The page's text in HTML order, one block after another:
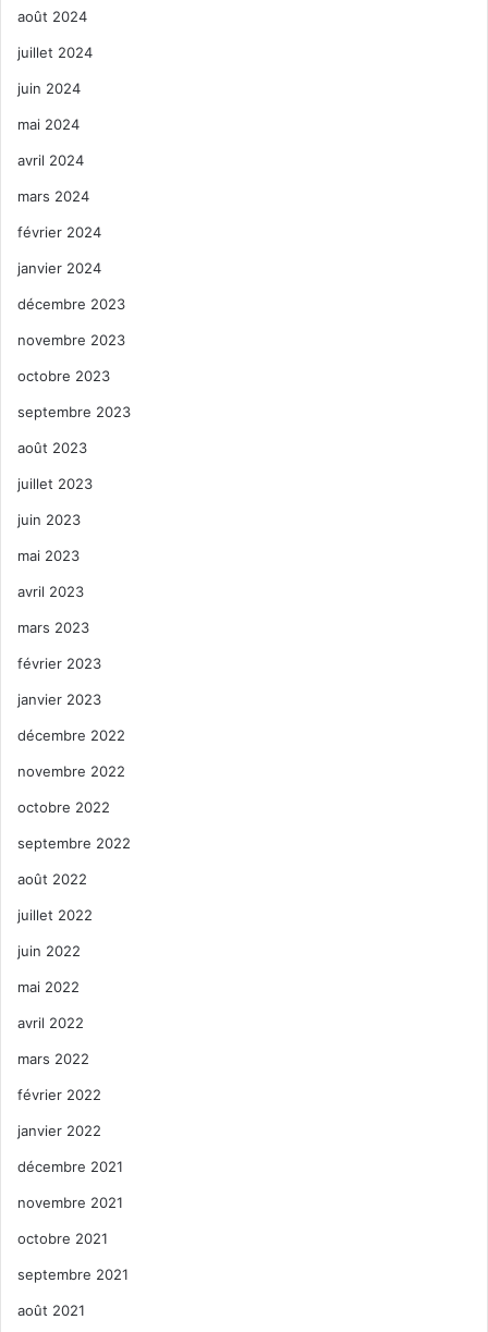
août 2024
juillet 2024
juin 2024
mai 2024
avril 2024
mars 2024
février 2024
janvier 2024
décembre 2023
novembre 2023
octobre 2023
septembre 2023
août 2023
juillet 2023
juin 2023
mai 2023
avril 2023
mars 2023
février 2023
janvier 2023
décembre 2022
novembre 2022
octobre 2022
septembre 2022
août 2022
juillet 2022
juin 2022
mai 2022
avril 2022
mars 2022
février 2022
janvier 2022
décembre 2021
novembre 2021
octobre 2021
septembre 2021
août 2021